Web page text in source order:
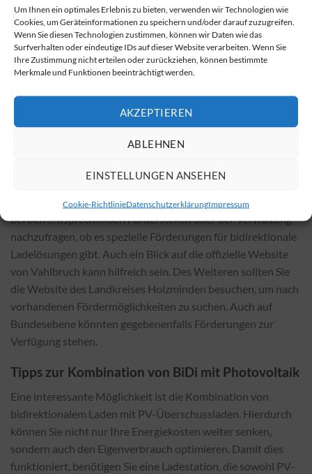
Um Ihnen ein optimales Erlebnis zu bieten, verwenden wir Technologien wie
Cookies, um Geräteinformationen zu speichern und/oder darauf zuzugreifen.
Wenn Sie diesen Technologien zustimmen, können wir Daten wie das
Surfverhalten oder eindeutige IDs auf dieser Website verarbeiten. Wenn Sie
Ihre Zustimmung nicht erteilen oder zurückziehen, können bestimmte
Merkmale und Funktionen beeinträchtigt werden.
AKZEPTIEREN
ABLEHNEN
EINSTELLUNGEN ANSEHEN
Cookie-RichtlinieDatenschutzerklärungImpressum
Montageaufwand und spezielle Anforderungen können die
Gesamtkosten beeinflussen. Generell ist zu erwähnen, dass
die Installation einer bidirektionalen Wallbox etwas teurer
ist als bei einer konventionellen Wallbox. Allerdings können
Einsparungen, die durch die Nutzung einer BiDi-Ladestation
erzielt werden, die höheren Anschaffungskosten meist
Fördermöglichkeiten für bidirektionale
Die Förderlandschaft im Bereich Ladeinfrastruktur ist
dynamisch und ändert sich häufig. Es empfiehlt sich, direkt
bei den entsprechenden Förderstellen oder der Verwaltung
nachzufragen, ob es spezielle Förderungen für bidirektionale
Ladelösungen gibt. Auch ein Blick auf die offizielle Website
von Vahlbruch kann hilfreich sein. Des Weiteren sollten Sie
die Website des Landkreises Holzminden besuchen, um nach
vorhandenen Fördermöglichkeiten zu suchen. Auch auf
Bundesebene könnten gegebenenfalls Förderungen zur
Verfügung stehen.
Tipps zur Kombination von BiDi mit Photovoltaik
Eine interessante Möglichkeit ist die Kombination von
bidirektionalem Laden mit PV-Überschussladen. Hierdurch
können Sie nicht nur Ihre Energiekosten weiter senken,
sondern auch den Eigenverbrauch optimieren. Damit dies
funktioniert, benötigen Sie eine Ladestation, die sowohl PV-